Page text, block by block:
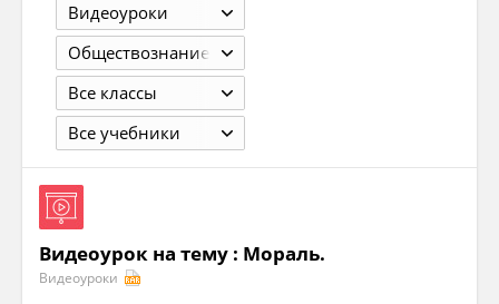
Видеоуроки
Обществознание
Все классы
Все учебники
Видеоурок на тему : Мораль.
Видеоуроки